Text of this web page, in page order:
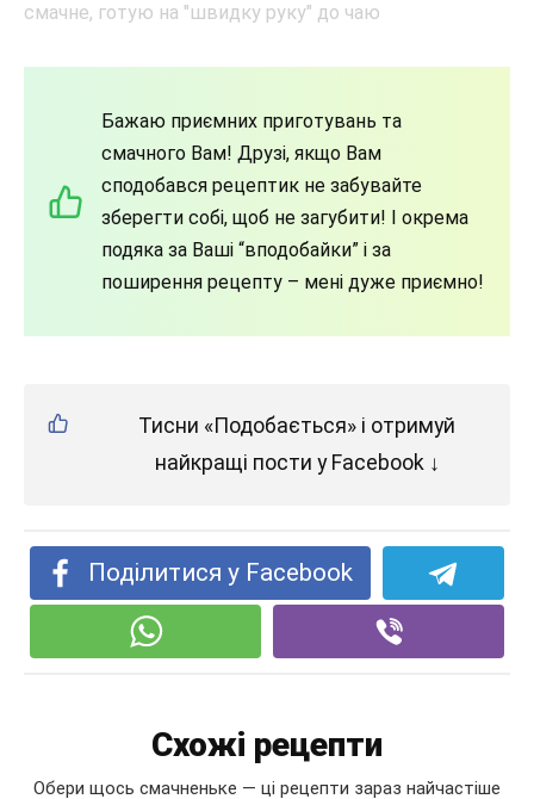
Бажаю приємних приготувань та
смачного Вам! Друзі, якщо Вам
сподобався рецептик не забувайте
зберегти собі, щоб не загубити! І окрема
подяка за Ваші “вподобайки” і за
поширення рецепту – мені дуже приємно!
Тисни «Подобається» і отримуй
найкращі пости у Facebook ↓
Поділитися у Facebook
Схожі рецепти
Обери щось смачненьке — ці рецепти зараз найчастіше